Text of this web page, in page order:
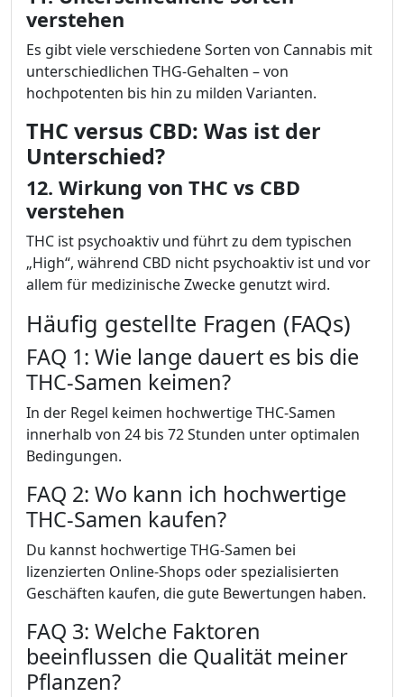
verstehen
Es gibt viele verschiedene Sorten von Cannabis mit
unterschiedlichen THG-Gehalten – von
hochpotenten bis hin zu milden Varianten.
THC versus CBD: Was ist der
Unterschied?
12. Wirkung von THC vs CBD
verstehen
THC ist psychoaktiv und führt zu dem typischen
„High“, während CBD nicht psychoaktiv ist und vor
allem für medizinische Zwecke genutzt wird.
Häufig gestellte Fragen (FAQs)
FAQ 1: Wie lange dauert es bis die
THC-Samen keimen?
In der Regel keimen hochwertige THC-Samen
innerhalb von 24 bis 72 Stunden unter optimalen
Bedingungen.
FAQ 2: Wo kann ich hochwertige
THC-Samen kaufen?
Du kannst hochwertige THG-Samen bei
lizenzierten Online-Shops oder spezialisierten
Geschäften kaufen, die gute Bewertungen haben.
FAQ 3: Welche Faktoren
beeinflussen die Qualität meiner
Pflanzen?